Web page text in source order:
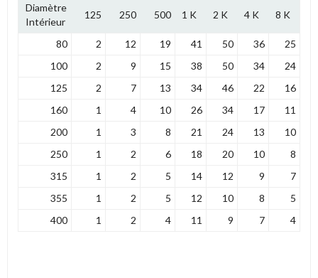
Diamètre
Intérieur
125 250 500 1 K 2 K 4 K 8 K
80 2 12 19 41 50 36
25
100
2 9 15 38 50 34
24
125
2 7 13 34 46 22
16
160
1 4 10 26 34 17
11
200
1 3 8 21 24 13
10
250
1 2 6 18 20 10
8
315
1 2 5 14 12 9
7
355
1 2 5 12 10 8
5
400
1 2 4 11 9 7 4